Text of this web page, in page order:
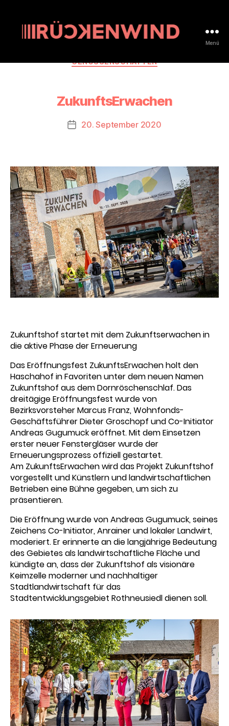
Menü
GENOSSENSCHAFTEN
ZukunftsErwachen
Beitragsdatum
20. September 2020
Zukunftshof startet mit dem Zukunftserwachen in
die aktive Phase der Erneuerung
Das Eröffnungsfest ZukunftsErwachen holt den
Haschahof in Favoriten unter dem neuen Namen
Zukunftshof aus dem Dornröschenschlaf. Das
dreitägige Eröffnungsfest wurde von
Bezirksvorsteher Marcus Franz, Wohnfonds-
Geschäftsführer Dieter Groschopf und Co-Initiator
Andreas Gugumuck eröffnet. Mit dem Einsetzen
erster neuer Fenstergläser wurde der
Erneuerungsprozess offiziell gestartet.
Am ZukunftsErwachen wird das Projekt Zukunftshof
vorgestellt und Künstlern und landwirtschaftlichen
Betrieben eine Bühne gegeben, um sich zu
präsentieren.
Die Eröffnung wurde von Andreas Gugumuck, seines
Zeichens Co-Initiator, Anrainer und lokaler Landwirt,
moderiert. Er erinnerte an die langjährige Bedeutung
des Gebietes als landwirtschaftliche Fläche und
kündigte an, dass der Zukunftshof als visionäre
Keimzelle moderner und nachhaltiger
Stadtlandwirtschaft für das
Stadtentwicklungsgebiet Rothneusiedl dienen soll.